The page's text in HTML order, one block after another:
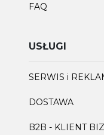
FAQ
USŁUGI
SERWIS i
DOSTAWA
B2B - KLIENT